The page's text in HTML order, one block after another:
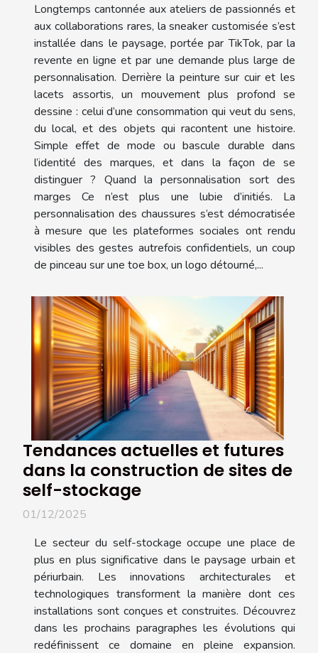
Longtemps cantonnée aux ateliers de passionnés et
aux collaborations rares, la sneaker customisée s’est
installée dans le paysage, portée par TikTok, par la
revente en ligne et par une demande plus large de
personnalisation. Derrière la peinture sur cuir et les
lacets assortis, un mouvement plus profond se
dessine : celui d’une consommation qui veut du sens,
du local, et des objets qui racontent une histoire.
Simple effet de mode ou bascule durable dans
l’identité des marques, et dans la façon de se
distinguer ? Quand la personnalisation sort des
marges Ce n’est plus une lubie d’initiés. La
personnalisation des chaussures s’est démocratisée
à mesure que les plateformes sociales ont rendu
visibles des gestes autrefois confidentiels, un coup
de pinceau sur une toe box, un logo détourné,...
Tendances actuelles et futures
dans la construction de sites de
self-stockage
01/12/2025
Le secteur du self-stockage occupe une place de
plus en plus significative dans le paysage urbain et
périurbain. Les innovations architecturales et
technologiques transforment la manière dont ces
installations sont conçues et construites. Découvrez
dans les prochains paragraphes les évolutions qui
redéfinissent ce domaine en pleine expansion.